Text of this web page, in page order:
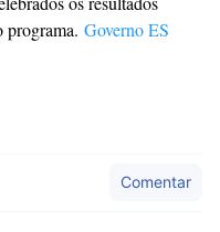
programa. Governo ES
Comentar